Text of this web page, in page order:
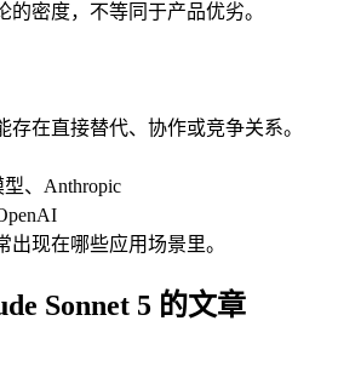
密度，不等同于产品优劣。
存在直接替代、协作或竞争关系。
型、Anthropic
现在哪些应用场景里。
Sonnet 5 的文章